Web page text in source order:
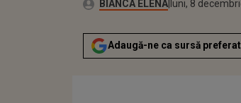
Autor:BIANCA ELENA luni, 8
Actualizat:
luni, 8
Adaugă-ne ca sursă